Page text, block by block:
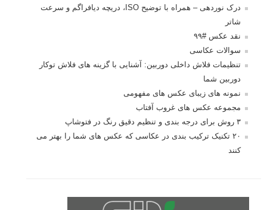
درک نوردهی – همراه با توضیح ISO، دریچه دیافراگم و سرعت
شاتر
نقد عکس #۹۹
سوالات عکاسی
تنظیمات فلاش داخلی دوربین: آشنایی با گزینه های فلاش توکار
دوربین شما
نمونه های زیبای عکس های مفهومی
مجموعه عکس های غروب آفتاب
۳ روش برای درجه بندی و تنظیم دقیق رنگ در فتوشاپ
۲۰ تکنیک ترکیب بندی در عکاسی که عکس های شما را بهتر می
کنند